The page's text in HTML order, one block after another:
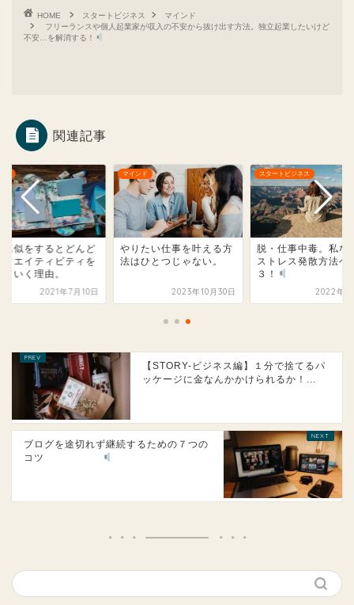
HOME スタートビジネス
マインド
フリーランスや個人起業家が収入の不安から抜け出す方法。独立起業したいけど
不安…を解消する！
関連記事
たい仕事を叶える方
ひとつじゃない。
2023年10月30日
スタートビジネス
脱・仕事中毒。私なりの
ストレス発散方法ベスト
2022年2月6日
マインド
人の真似をするとど
んクリエイティビテ
失っていく理由。
2021年7
【STORY-ビジネス編】１分で捨てるパ
ッケージに金なんかかけられるか！...
ブログを途切れず継続するための７つの
コツ